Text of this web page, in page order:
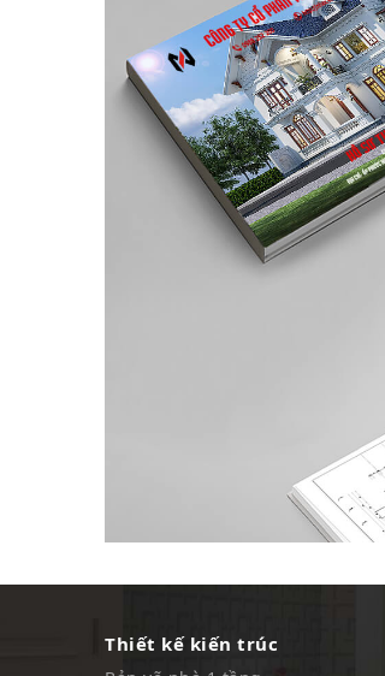
Thiết kế kiến trúc